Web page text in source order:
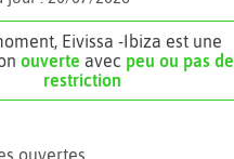
ouverte avec peu ou pas de
restriction